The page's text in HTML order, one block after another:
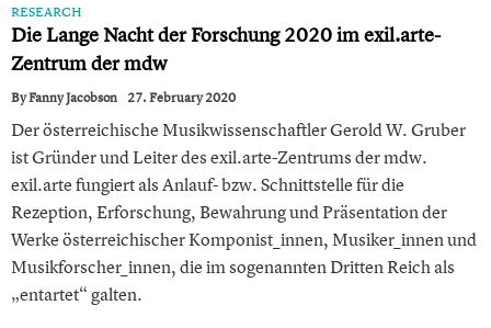
RESEARCH
Die Lange Nacht der Forschung 2020 im exil.arte -
Zentrum der mdw
ByFanny Jacobson 27. February 2020
Der österreichische Musikwissenschaftler Gerold W. Gruber
ist Gründer und Leiter des exil.arte -Zentrums der mdw.
exil.arte fungiert als Anlauf- bzw. Schnittstelle für die
Rezeption, Erforschung, Bewahrung und Präsentation der
Werke österreichischer Komponist_innen, Musiker_innen und
Musikforscher_innen, die im sogenannten Dritten Reich als
„entartet“ galten.